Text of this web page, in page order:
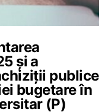
și a
publice
bugetare în
(P)